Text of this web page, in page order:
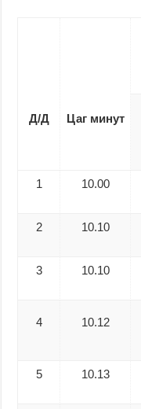
Д/Д Цаг минут
1 10.00
2 10.10
3 10.10
4 10.12
5 10.13